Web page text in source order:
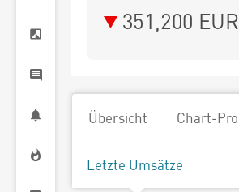
351,200 EUR
Übersicht Chart-Pro
Letzte Umsätze